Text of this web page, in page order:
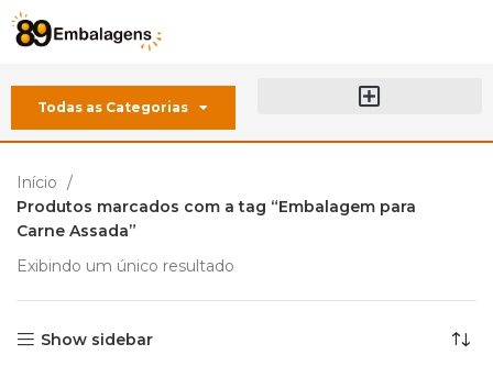
Todas as Categorias
Início
Produtos marcados com a tag “Embalagem para
Carne Assada”
Exibindo um único resultado
Show sidebar